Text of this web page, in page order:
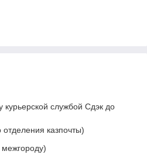
курьерской службой Сдэк до
отделения казпочты)